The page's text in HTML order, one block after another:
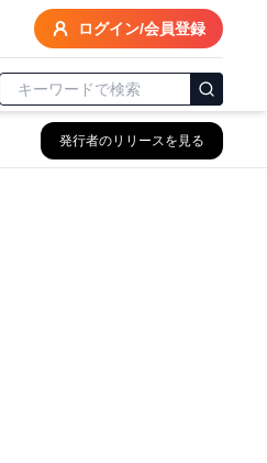
ログイン/会員登録
発行者のリリースを見る